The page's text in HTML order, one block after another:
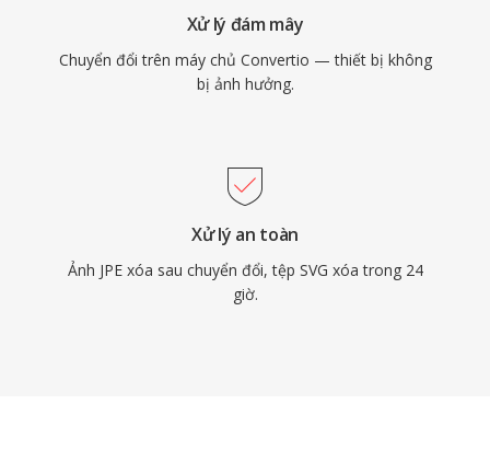
Xử lý đám mây
Chuyển đổi trên máy chủ Convertio — thiết bị không
bị ảnh hưởng.
Xử lý an toàn
Ảnh JPE xóa sau chuyển đổi, tệp SVG xóa trong 24
giờ.